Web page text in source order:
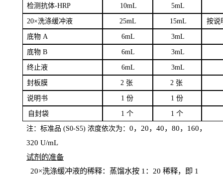
检测抗体-HRP 10mL 5mL
20×洗涤缓冲液 25mL 15mL 按说
底物A 6mL 3mL
底物B 6mL 3mL
终止液 6mL 3mL
封板膜 2 张 2 张
说明书 1 份 1 份
自封袋 1 个 1 个
注：标准品 (S0-S5) 浓度依次为： 0，20，40，80，160，
320 U/mL
试剂的准备
20×洗涤缓冲液的稀释：蒸馏水按 1：20 稀释，即 1